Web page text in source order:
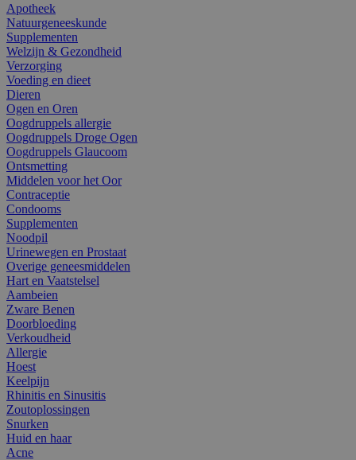
Apotheek
Natuurgeneeskunde
Supplementen
Welzijn & Gezondheid
Verzorging
Voeding en dieet
Dieren
Ogen en Oren
Oogdruppels allergie
Oogdruppels Droge Ogen
Oogdruppels Glaucoom
Ontsmetting
Middelen voor het Oor
Contraceptie
Condooms
Supplementen
Noodpil
Urinewegen en Prostaat
Overige geneesmiddelen
Hart en Vaatstelsel
Aambeien
Zware Benen
Doorbloeding
Verkoudheid
Allergie
Hoest
Keelpijn
Rhinitis en Sinusitis
Zoutoplossingen
Snurken
Huid en haar
Acne